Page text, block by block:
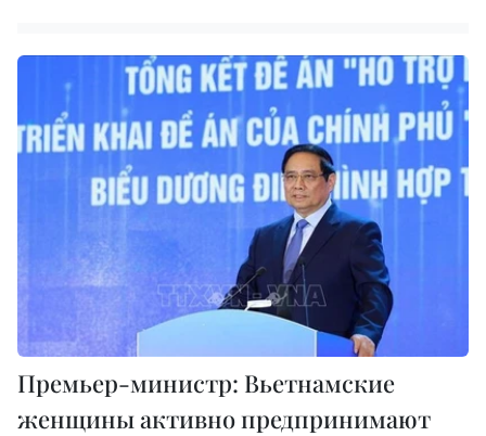
Премьер-министр: Вьетнамские
женщины активно предпринимают